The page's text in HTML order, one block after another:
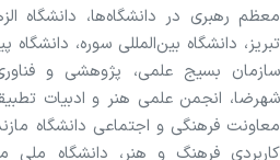
معظم رهبری در دانشگاه‌ها، دانشگاه
تبریز، دانشگاه بین‌المللی سوره، دانشگاه
سازمان بسیج علمی، پژوهشی و
شهرضا، انجمن علمی هنر و ادبیات
معاونت فرهنگی و اجتماعی دانشگاه
کاربردی فرهنگ و هنر، دانشگاه ملی